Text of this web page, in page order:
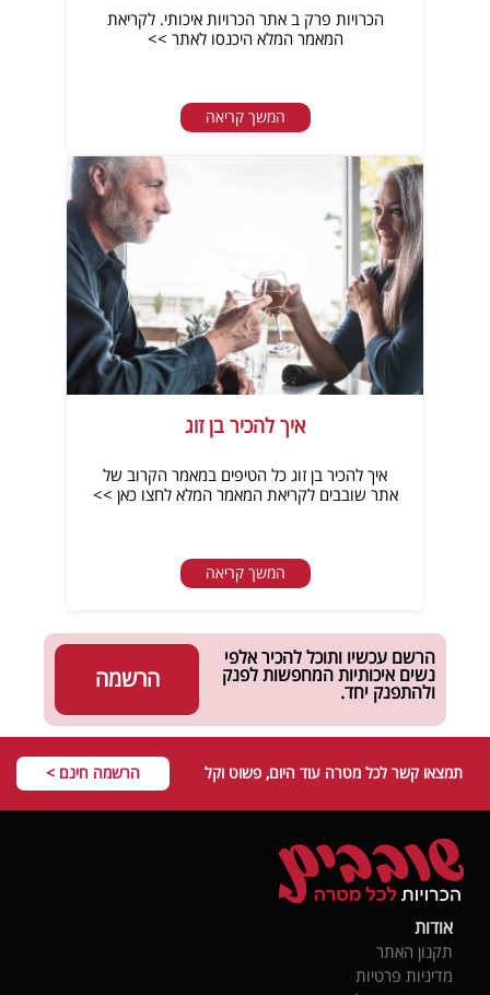
הכרויות פרק ב אתר הכרויות איכותי. לקריאת
המאמר המלא היכנסו לאתר >>
המשך קריאה
איך להכיר בן זוג
איך להכיר בן זוג כל הטיפים במאמר הקרוב של
אתר שובבים לקריאת המאמר המלא לחצו כאן >>
המשך קריאה
הרשמה
הרשם עכשיו ותוכל להכיר אלפי
נשים איכותיות המחפשות לפנק
ולהתפנק יחד.
תמצאו קשר לכל מטרה עוד היום, פשוט וקל הרשמה חינם >
אודות
תקנון האתר
מדיניות פרטיות